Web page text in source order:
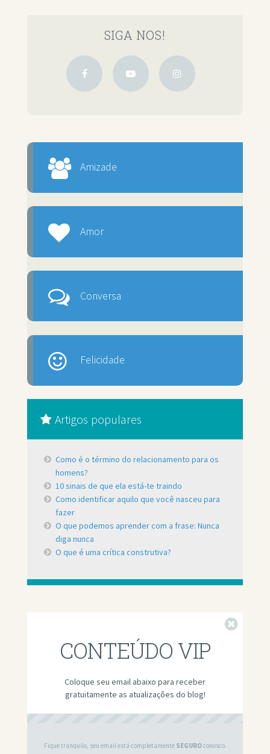
SIGA NOS!
Amizade
Amor
Conversa
Felicidade
Artigos populares
Como é o término do relacionamento para os
homens?
10 sinais de que ela está-te traindo
Como identificar aquilo que você nasceu para
fazer
O que podemos aprender com a frase: Nunca
diga nunca
O que é uma crítica construtiva?
CONTEÚDO VIP
Coloque seu email abaixo para receber
gratuitamente as atualizações do blog!
Fique tranquilo, seu email está completamente SEGUROconosco.